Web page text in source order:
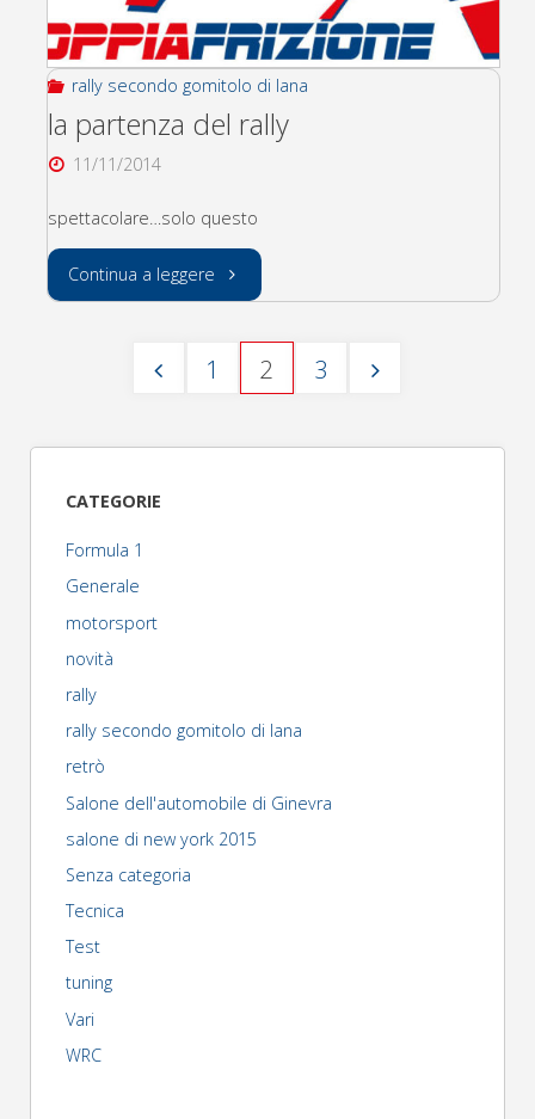
rally secondo gomitolo di lana
la partenza del rally
11/11/2014
spettacolare…solo questo
Continua a leggere "la
degli
articoli
1 2 3
CATEGORIE
Formula 1
Generale
motorsport
novità
rally
rally secondo gomitolo di lana
retrò
Salone dell'automobile di Ginevra
salone di new york 2015
Senza categoria
Tecnica
Test
tuning
Vari
WRC